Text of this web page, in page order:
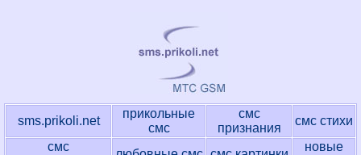
sms.prikoli.net
прикольные
смс
смс
признания
смс стихи
смс
новые